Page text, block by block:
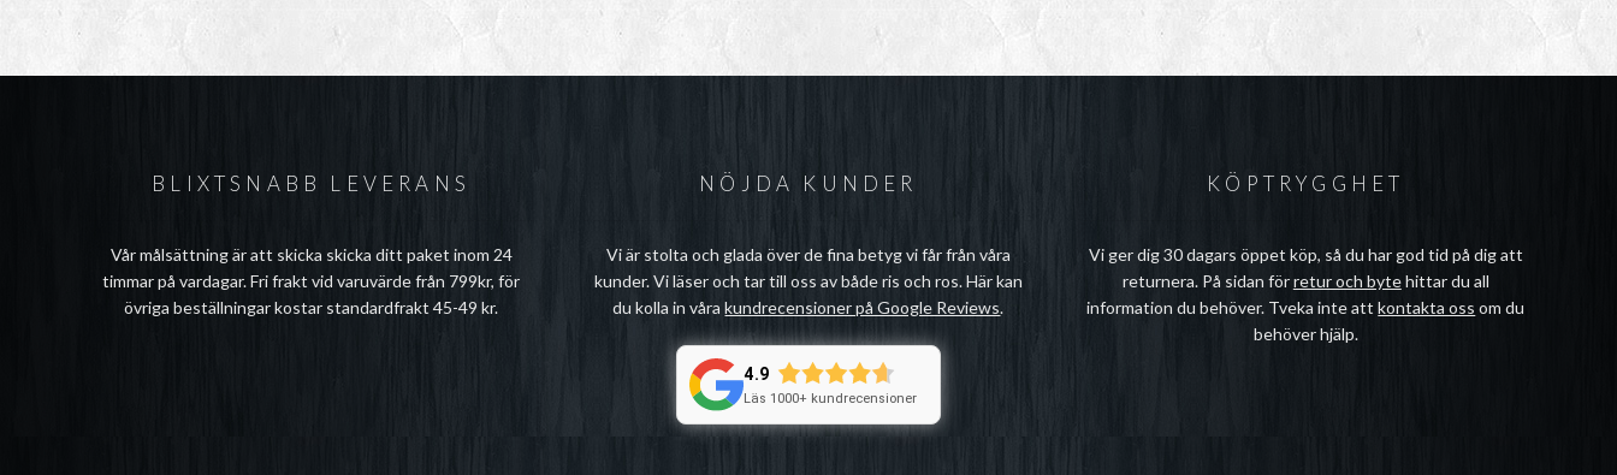
BLIXTSNABB LEVERANS
Vår målsättning är att skicka skicka ditt paket inom 24
timmar på vardagar. Fri frakt vid varuvärde från 799kr, för
övriga beställningar kostar standardfrakt 45-49 kr.
NÖJDA KUNDER
Vi är stolta och glada över de fina betyg vi får från våra
kunder. Vi läser och tar till oss av både ris och ros. Här kan
du kolla in vårakundrecensioner på Google Reviews.
4.9
Läs 1000+ kundrecensioner
KÖPTRYGGHET
Vi ger dig 30 dagars öppet köp, så du har god tid på dig att
returnera. På sidan förretur och bytehittar du all
information du behöver. Tveka inte attkontakta oss om du
behöver hjälp.